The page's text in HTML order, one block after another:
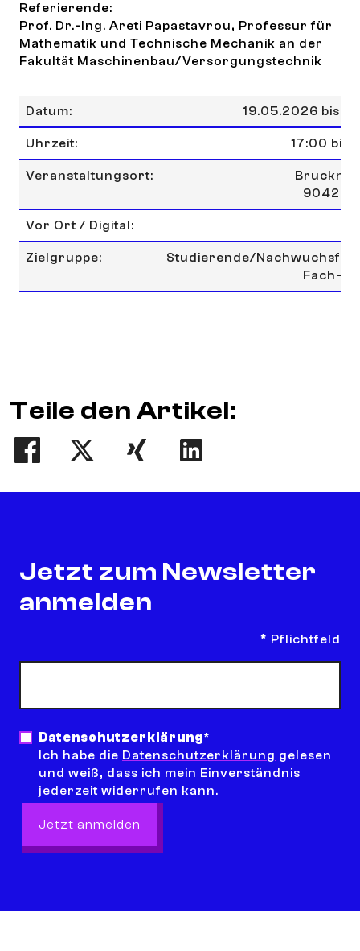
Referierende:
Prof. Dr.-Ing. Areti Papastavrou, Professur für
Mathematik und Technische Mechanik an der
Fakultät Maschinenbau/Versorgungstechnik
Datum: 19.05.2026 bis
Uhrzeit: 17:00 bis
Veranstaltungsort:
90429
Vor Ort / Digital:
Zielgruppe:
Studierende/
Fach-
Teile den Artikel:
Teilen Tweet Teilen Teilen
Jetzt zum Newsletter
anmelden
* Pflichtfeld
Datenschutzerklärung*
Ich habe die Datenschutzerklärung gelesen
und weiß, dass ich mein Einverständnis
jederzeit widerrufen kann.
Jetzt anmelden